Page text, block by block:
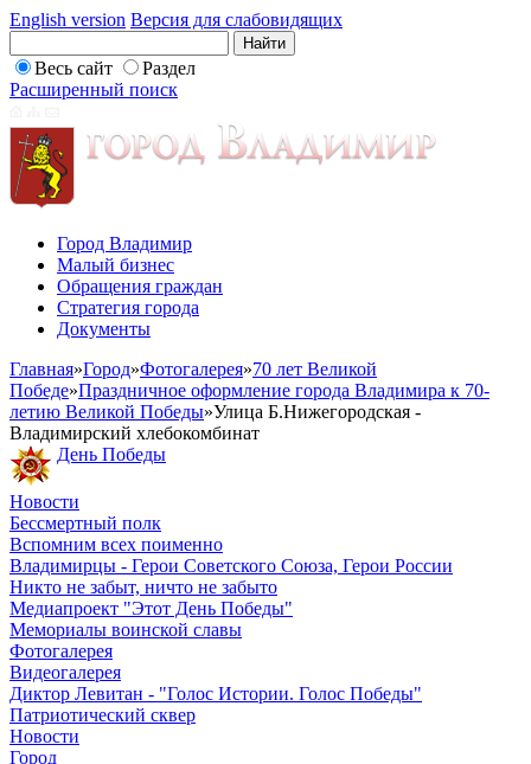
English version Версия для слабовидящих
Весь сайт
Раздел
Расширенный поиск
Город Владимир
Малый бизнес
Обращения граждан
Стратегия города
Документы
Главная»Город»Фотогалерея»70 лет Великой
Победе»Праздничное оформление города Владимира к 70-
летию Великой Победы»Улица Б.Нижегородская -
Владимирский хлебокомбинат
День Победы
Новости
Бессмертный полк
Вспомним всех поименно
Владимирцы - Герои Советского Союза, Герои России
Никто не забыт, ничто не забыто
Медиапроект "Этот День Победы"
Мемориалы воинской славы
Фотогалерея
Видеогалерея
Диктор Левитан - "Голос Истории. Голос Победы"
Патриотический сквер
Новости
Город